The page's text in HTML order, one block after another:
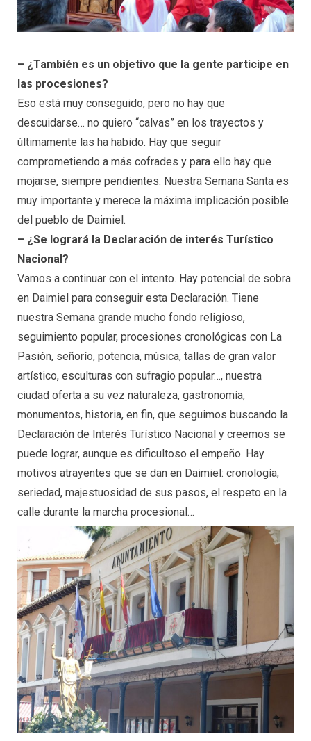
– ¿También es un objetivo que la gente participe en
las procesiones?
Eso está muy conseguido, pero no hay que
descuidarse… no quiero “calvas” en los trayectos y
últimamente las ha habido. Hay que seguir
comprometiendo a más cofrades y para ello hay que
mojarse, siempre pendientes. Nuestra Semana Santa es
muy importante y merece la máxima implicación posible
del pueblo de Daimiel.
– ¿Se logrará la Declaración de interés Turístico
Nacional?
Vamos a continuar con el intento. Hay potencial de sobra
en Daimiel para conseguir esta Declaración. Tiene
nuestra Semana grande mucho fondo religioso,
seguimiento popular, procesiones cronológicas con La
Pasión, señorío, potencia, música, tallas de gran valor
artístico, esculturas con sufragio popular…, nuestra
ciudad oferta a su vez naturaleza, gastronomía,
monumentos, historia, en fin, que seguimos buscando la
Declaración de Interés Turístico Nacional y creemos se
puede lograr, aunque es dificultoso el empeño. Hay
motivos atrayentes que se dan en Daimiel: cronología,
seriedad, majestuosidad de sus pasos, el respeto en la
calle durante la marcha procesional…